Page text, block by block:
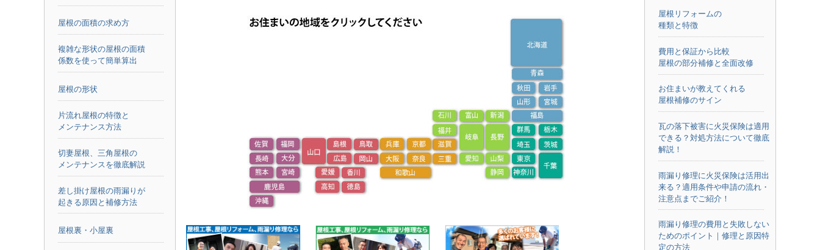
屋根の面積の求め方
複雑な形状の屋根の面積
係数を使って簡単算出
屋根の形状
片流れ屋根の特徴と
メンテナンス方法
切妻屋根、三角屋根の
メンテナンスを徹底解説
差し掛け屋根の雨漏りが
起きる原因と補修方法
屋根裏・小屋裏
屋根リフォームの
種類と特徴
費用と保証から比較
屋根の部分補修と全面改修
お住まいが教えてくれる
屋根補修のサイン
瓦の落下被害に火災保険は適用
できる？対処方法について徹底
解説！
雨漏り修理に火災保険は活用出
来る？適用条件や申請の流れ・
注意点までご紹介！
雨漏り修理の費用と失敗しない
ためのポイント｜修理と原因特
定の方法